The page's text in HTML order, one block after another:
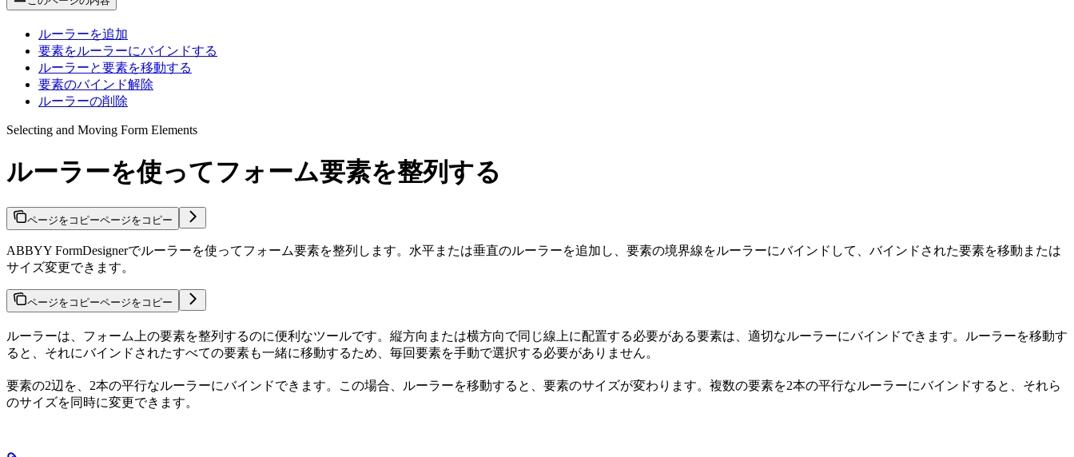
ルーラーを追加
要素をルーラーにバインドする
ルーラーと要素を移動する
要素のバインド解除
ルーラーの削除
Selecting and Moving Form Elements
ルーラーを使ってフォーム要素を整列する
ページをコピーページをコピー
ABBYY FormDesignerでルーラーを使ってフォーム要素を整列します。水平または垂直のルーラーを追加し、要素の境界線をルーラーにバインドして、バインドされた要素を移動または
サイズ変更できます。
ページをコピーページをコピー
ルーラーは、フォーム上の要素を整列するのに便利なツールです。縦方向または横方向で同じ線上に配置する必要がある要素は、適切なルーラーにバインドできます。ルーラーを移動す
ると、それにバインドされたすべての要素も一緒に移動するため、毎回要素を手動で選択する必要がありません。
要素の2辺を、2本の平行なルーラーにバインドできます。この場合、ルーラーを移動すると、要素のサイズが変わります。複数の要素を2本の平行なルーラーにバインドすると、それら
のサイズを同時に変更できます。